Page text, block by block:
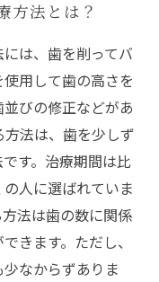
方法とは？
は、歯を削ってバ
用して歯の高さを
びの修正などがあ
方法は、歯を少しず
す。治療期間は比
人に選ばれていま
法は歯の数に関係
きます。ただし、
なからずありま